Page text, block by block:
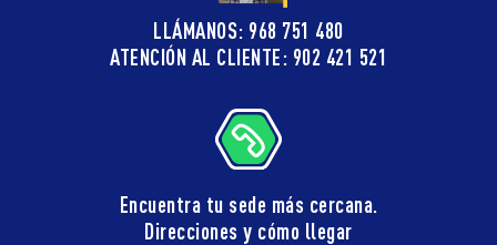
LLÁMANOS: 968 751 480
ATENCIÓN AL CLIENTE: 902 421 521
Encuentra tu sede más cercana.
Direcciones y cómo llegar